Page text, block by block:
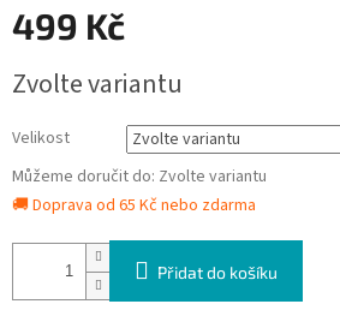
499 Kč
cena:
Zvolte variantu
Velikost
Můžeme doručit do: Zvolte variantu
🚚 Doprava od 65 Kč nebo zdarma
Přidat do košíku